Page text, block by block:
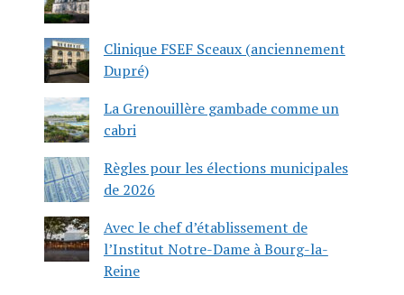
Clinique FSEF Sceaux (anciennement
Dupré)
La Grenouillère gambade comme un
cabri
Règles pour les élections municipales
de 2026
Avec le chef d’établissement de
l’Institut Notre-Dame à Bourg-la-
Reine